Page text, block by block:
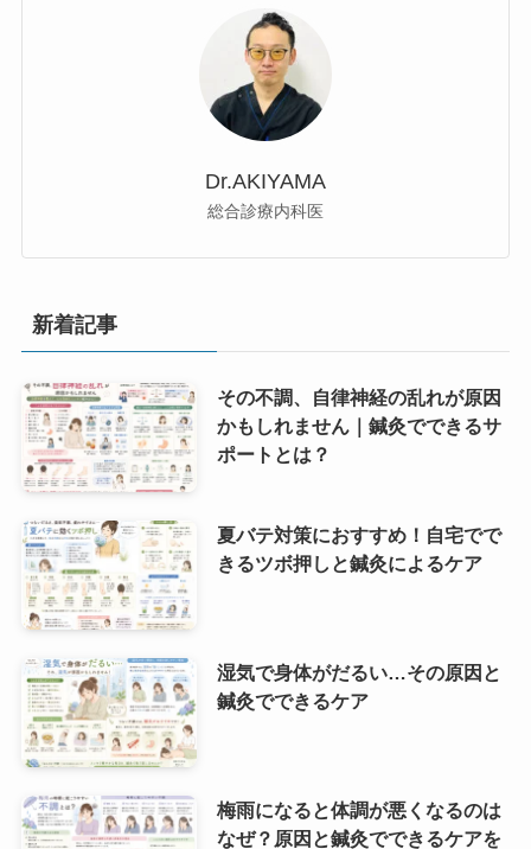
Dr.AKIYAMA
総合診療内科医
新着記事
その不調、自律神経の乱れが原因
かもしれません｜鍼灸でできるサ
ポートとは？
夏バテ対策におすすめ！自宅でで
きるツボ押しと鍼灸によるケア
湿気で身体がだるい…その原因と
鍼灸でできるケア
梅雨になると体調が悪くなるのは
なぜ？原因と鍼灸でできるケアを